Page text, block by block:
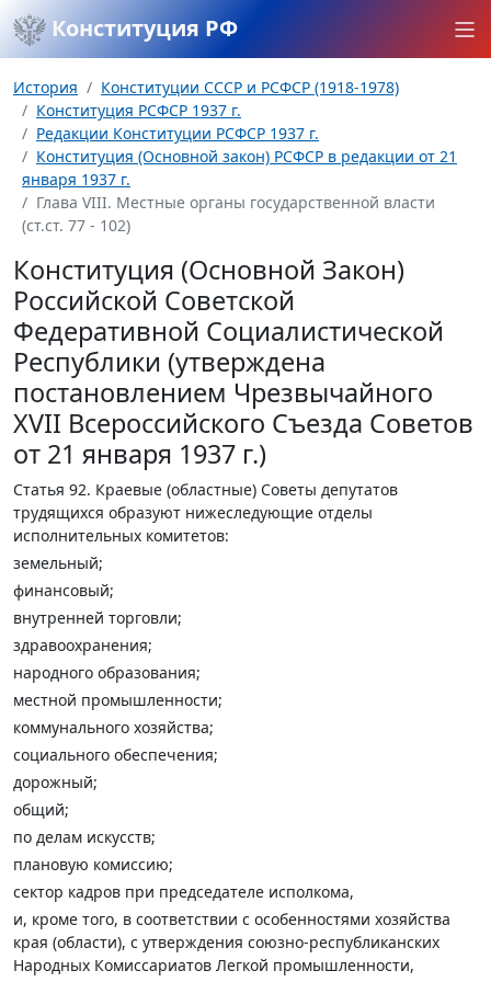
Конституция РФ
История
Конституции СССР и РСФСР (1918-1978)
Конституция РСФСР 1937 г.
Редакции Конституции РСФСР 1937 г.
Конституция (Основной закон) РСФСР в редакции от 21
января 1937 г.
Глава VIII. Местные органы государственной власти
(ст.ст. 77 - 102)
Конституция (Основной Закон)
Российской Советской
Федеративной Социалистической
Республики (утверждена
постановлением Чрезвычайного
XVII Всероссийского Съезда Советов
от 21 января 1937 г.)
Статья 92. Краевые (областные) Советы депутатов
трудящихся образуют нижеследующие отделы
исполнительных комитетов:
земельный;
финансовый;
внутренней торговли;
здравоохранения;
народного образования;
местной промышленности;
коммунального хозяйства;
социального обеспечения;
дорожный;
общий;
по делам искусств;
плановую комиссию;
сектор кадров при председателе исполкома,
и, кроме того, в соответствии с особенностями хозяйства
края (области), с утверждения союзно-республиканских
Народных Комиссариатов Легкой промышленности,